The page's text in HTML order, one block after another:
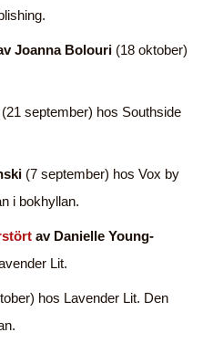
Joanna Bolouri (18 oktober)
(21 september) hos Southside
(7 september) hos Vox by
i bokhyllan.
av Danielle Young-
Lit.
hos Lavender Lit. Den